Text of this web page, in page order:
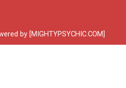
by [MIGHTYPSYCHIC.COM]